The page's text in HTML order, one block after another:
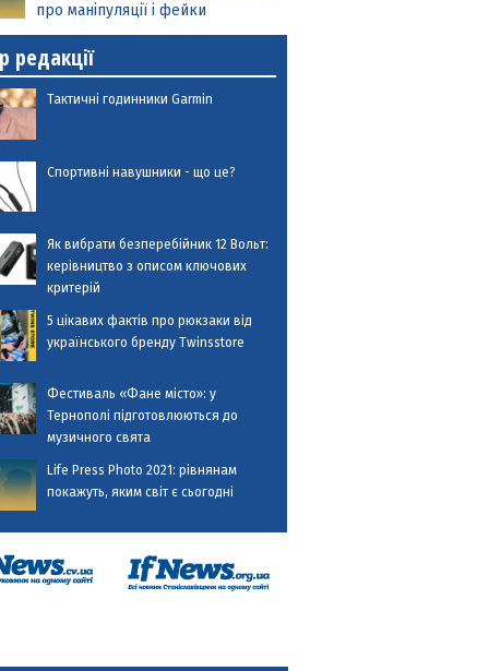
про маніпуляції і фейки
редакції
Тактичні годинники Garmin
Спортивні навушники - що це?
Як вибрати безперебійник 12 Вольт:
керівництво з описом ключових
критерій
5 цікавих фактів про рюкзаки від
українського бренду Twinsstore
Фестиваль «Фане місто»: у
Тернополі підготовлюються до
музичного свята
Life Press Photo 2021: рівнянам
покажуть, яким світ є сьогодні